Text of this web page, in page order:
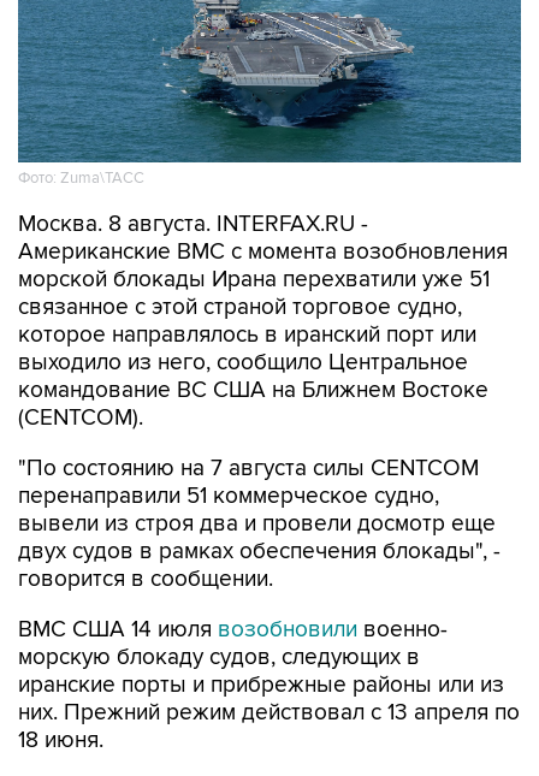
Фото: Zuma\ТАСС
Москва. 8 августа. INTERFAX.RU -
Американские ВМС с момента возобновления
морской блокады Ирана перехватили уже 51
связанное с этой страной торговое судно,
которое направлялось в иранский порт или
выходило из него, сообщило Центральное
командование ВС США на Ближнем Востоке
(CENTCOM).
"По состоянию на 7 августа силы CENTCOM
перенаправили 51 коммерческое судно,
вывели из строя два и провели досмотр еще
двух судов в рамках обеспечения блокады", -
говорится в сообщении.
ВМС США 14 июля возобновили военно-
морскую блокаду судов, следующих в
иранские порты и прибрежные районы или из
них. Прежний режим действовал с 13 апреля по
18 июня.